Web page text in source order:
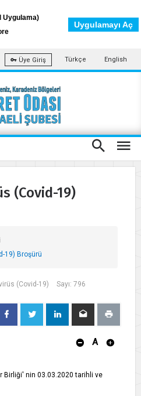
Üye Giriş Türkçe English
(Covid-19)
19) Broşürü
(Covid-19)
Sayı: 796
A
Birliği' nin 03.03.2020 tarihli ve
Uygulama)
Uygulamayı Aç